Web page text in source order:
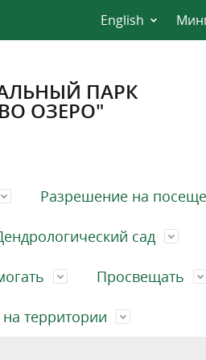
English
ПАРК
ОЗЕРО"
Разрешение на
сад
Просвещать
территории